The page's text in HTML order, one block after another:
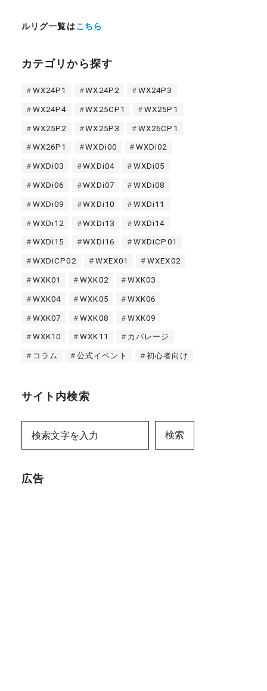
ルリグ一覧はこちら
カテゴリから探す
WX24P1 WX24P2 WX24P3
WX24P4 WX25CP1 WX25P1
WX25P2 WX25P3 WX26CP1
WX26P1 WXDi00 WXDi02
WXDi03 WXDi04 WXDi05
WXDi06 WXDi07 WXDi08
WXDi09 WXDi10 WXDi11
WXDi12 WXDi13 WXDi14
WXDi15 WXDi16 WXDiCP01
WXDiCP02 WXEX01 WXEX02
WXK01 WXK02 WXK03
WXK04 WXK05 WXK06
WXK07 WXK08 WXK09
WXK10 WXK11 カバレージ
コラム 公式イベント 初心者向け
サイト内検索
検索
広告